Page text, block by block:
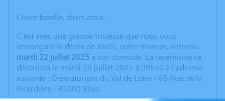
Chère famille, chers amis,
C'est avec une grande tristesse que nous vous
annonçons le décès de Josée, notre maman, survenu
mardi 22 juillet 2025 à son domicile. La cérémonie se
déroulera le mardi 29 juillet 2025 à 09h30 à l'adresse
suivante : Crematorium du Val de Loire - 85 Rue de la
Picardière - 41000 Blois.